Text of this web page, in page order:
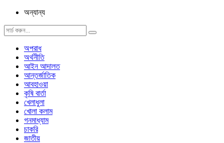
অন্যান্য
অপরাধ
অর্থনীতি
আইন আদালত
আন্তর্জাতিক
আবহাওয়া
কৃষি বার্তা
খেলাধুলা
খোলা কলাম
গনমাধ্যাম
চাকরি
জাতীয়